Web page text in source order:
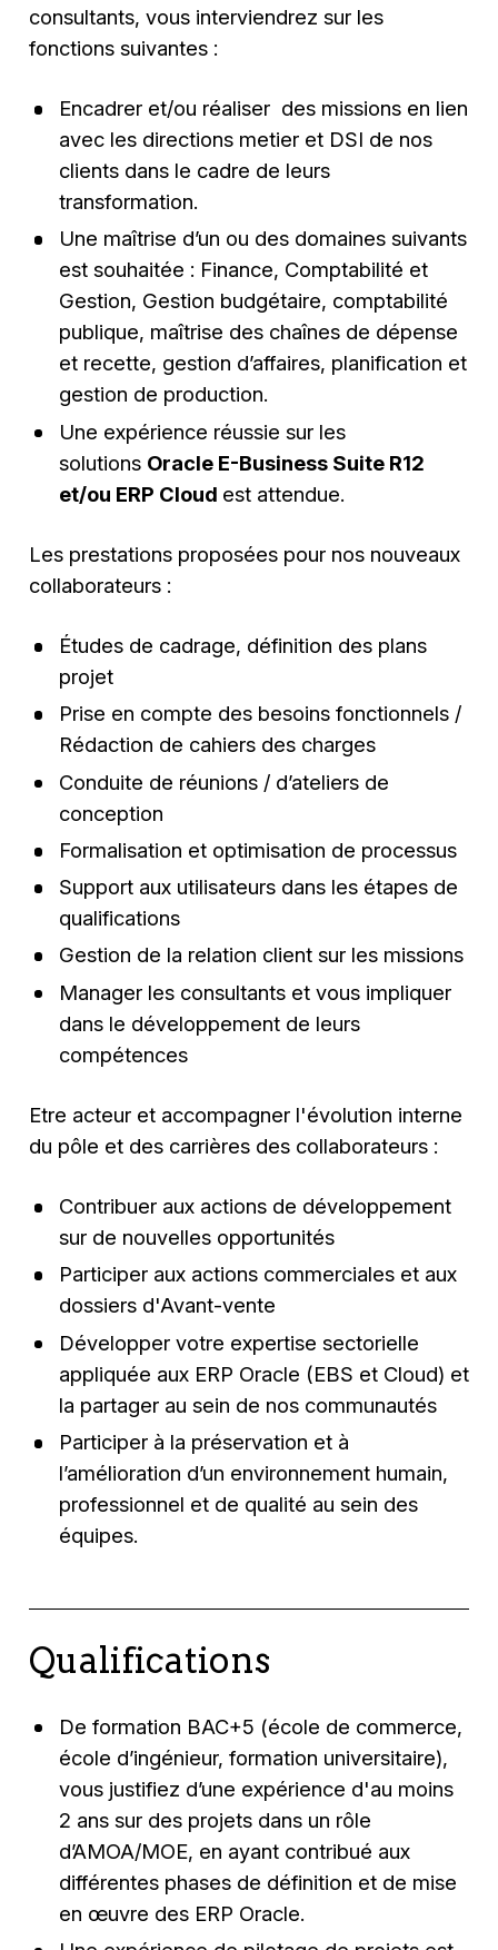
consultants, vous interviendrez sur les
fonctions suivantes :
Encadrer et/ou réaliser des missions en lien
avec les directions metier et DSI de nos
clients dans le cadre de leurs
transformation.
Une maîtrise d’un ou des domaines suivants
est souhaitée : Finance, Comptabilité et
Gestion, Gestion budgétaire, comptabilité
publique, maîtrise des chaînes de dépense
et recette, gestion d’affaires, planification et
gestion de production.
Une expérience réussie sur les
solutions Oracle E-Business Suite R12
et/ou ERP Cloud est attendue.
Les prestations proposées pour nos nouveaux
collaborateurs :
Études de cadrage, définition des plans
projet
Prise en compte des besoins fonctionnels /
Rédaction de cahiers des charges
Conduite de réunions / d’ateliers de
conception
Formalisation et optimisation de processus
Support aux utilisateurs dans les étapes de
qualifications
Gestion de la relation client sur les missions
Manager les consultants et vous impliquer
dans le développement de leurs
compétences
Etre acteur et accompagner l'évolution interne
du pôle et des carrières des collaborateurs :
Contribuer aux actions de développement
sur de nouvelles opportunités
Participer aux actions commerciales et aux
dossiers d'Avant-vente
Développer votre expertise sectorielle
appliquée aux ERP Oracle (EBS et Cloud) et
la partager au sein de nos communautés
Participer à la préservation et à
l’amélioration d’un environnement humain,
professionnel et de qualité au sein des
équipes.
Qualifications
De formation BAC+5 (école de commerce,
école d’ingénieur, formation universitaire),
vous justifiez d’une expérience d'au moins
2 ans sur des projets dans un rôle
d’AMOA/MOE, en ayant contribué aux
différentes phases de définition et de mise
en œuvre des ERP Oracle.